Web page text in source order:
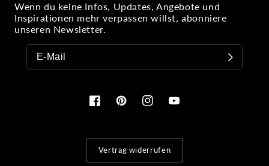
Wenn du keine Infos, Updates, Angebote und
Inspirationen mehr verpassen willst, abonniere
unseren Newsletter.
FacebookPinterestInstagramYouTube
Vertrag widerrufen